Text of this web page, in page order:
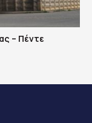
– Πέντε